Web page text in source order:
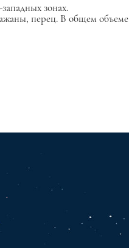
зонах.
перец. В общем объеме